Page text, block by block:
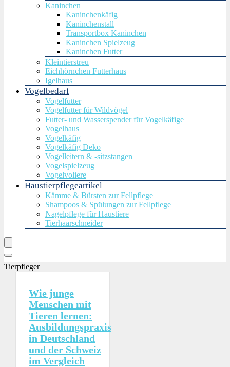
Kaninchen
Kaninchenkäfig
Kaninchenstall
Transportbox Kaninchen
Kaninchen Spielzeug
Kaninchen Futter
Kleintierstreu
Eichhörnchen Futterhaus
Igelhaus
Vogelbedarf
Vogelfutter
Vogelfutter für Wildvögel
Futter- und Wasserspender für Vogelkäfige
Vogelhaus
Vogelkäfig
Vogelkäfig Deko
Vogelleitern & -sitzstangen
Vogelspielzeug
Vogelvoliere
Haustierpflegeartikel
Kämme & Bürsten zur Fellpflege
Shampoos & Spülungen zur Fellpflege
Nagelpflege für Haustiere
Tierhaarschneider
Tierpfleger
Wie junge
Menschen mit
Tieren lernen:
Ausbildungspraxis
in Deutschland
und der Schweiz
im Vergleich